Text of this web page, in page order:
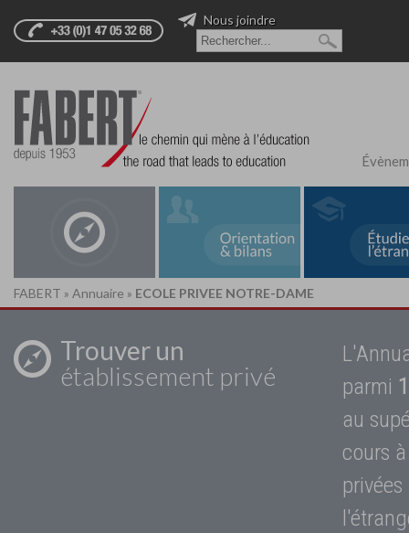
Nous joindre
FABERT » Annuaire » ECOLE PRIVEE NOTRE-DAME
Trouver un
établissement privé
parmi
au
cours